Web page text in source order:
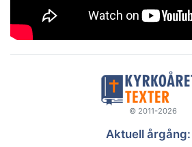
© 2011-2026
Aktuell årgång: